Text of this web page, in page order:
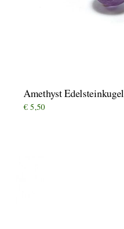
Amethyst Edelsteinkugel
€ 5,50